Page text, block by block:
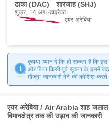
ढाका (DAC) शारजाह (SHJ)
शुक्र, 14 अग॰ डाइरैक्ट
एयर अरेबिया
कृपया ध्यान दें कि हो सकता है कि
और बिना किसी पूर्व सूचना के इसमें
मौजूदा जानकारी देने की कोशिश करते
एयर अरेबिया / Air Arabia शाह जलाल
विमानक्षेत्र तक की उड़ान की जानकारी